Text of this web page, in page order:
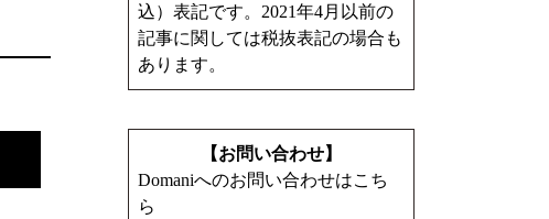
込）表記です。2021年4月以前の
記事に関しては税抜表記の場合も
あります。
【お問い合わせ】
Domaniへのお問い合わせはこち
ら